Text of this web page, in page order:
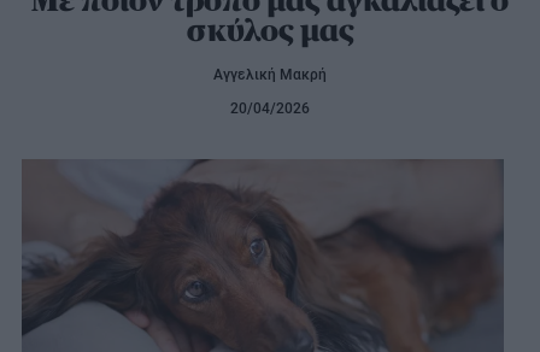
Άλλα κατοικίδια
Καλλωπισμός
σκύλος μας
Αγγελική Μακρή
20/04/2026